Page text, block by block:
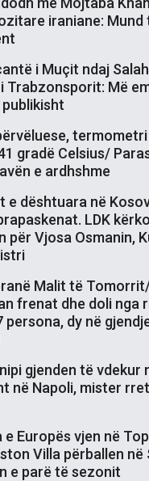
iraniane: Mund
i Muçit ndaj
Trabzonsporit: Më
gradë Celsius/
e ardhshme
e dështuara në
LDK
për Vjosa Osmanin,
Malit të
frenat dhe doli nga
persona, dy në
gjenden të vdekur
në Napoli, mister
e Europës vjen në
Villa përballen në
e parë të sezonit